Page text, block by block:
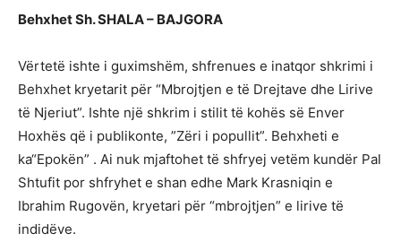
Behxhet Sh. SHALA – BAJGORA
Vërtetë ishte i guximshëm, shfrenues e inatqor shkrimi i
Behxhet kryetarit për “Mbrojtjen e të Drejtave dhe Lirive
të Njeriut”. Ishte një shkrim i stilit të kohës së Enver
Hoxhës që i publikonte, ”Zëri i popullit”. Behxheti e
ka“Epokën” . Ai nuk mjaftohet të shfryej vetëm kundër Pal
Shtufit por shfryhet e shan edhe Mark Krasniqin e
Ibrahim Rugovën, kryetari për “mbrojtjen” e lirive të
indidëve.